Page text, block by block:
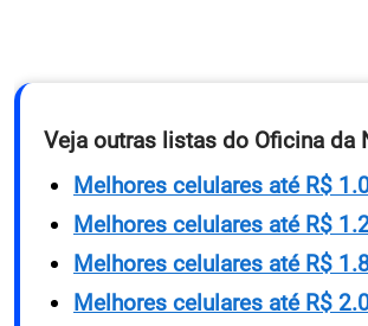
Veja outras listas do Oficina da
Melhores celulares até R$
Melhores celulares até R$
Melhores celulares até R$
Melhores celulares até R$